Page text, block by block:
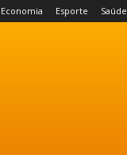
Economia Esporte Saúde